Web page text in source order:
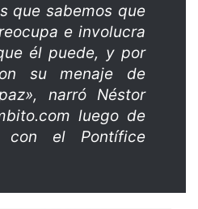
que sabemos que
e involucra
él puede, y por
su menaje de
narró Néstor
luego de
con el Pontífice